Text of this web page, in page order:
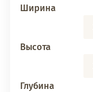
Ширина
Высота
Глубина